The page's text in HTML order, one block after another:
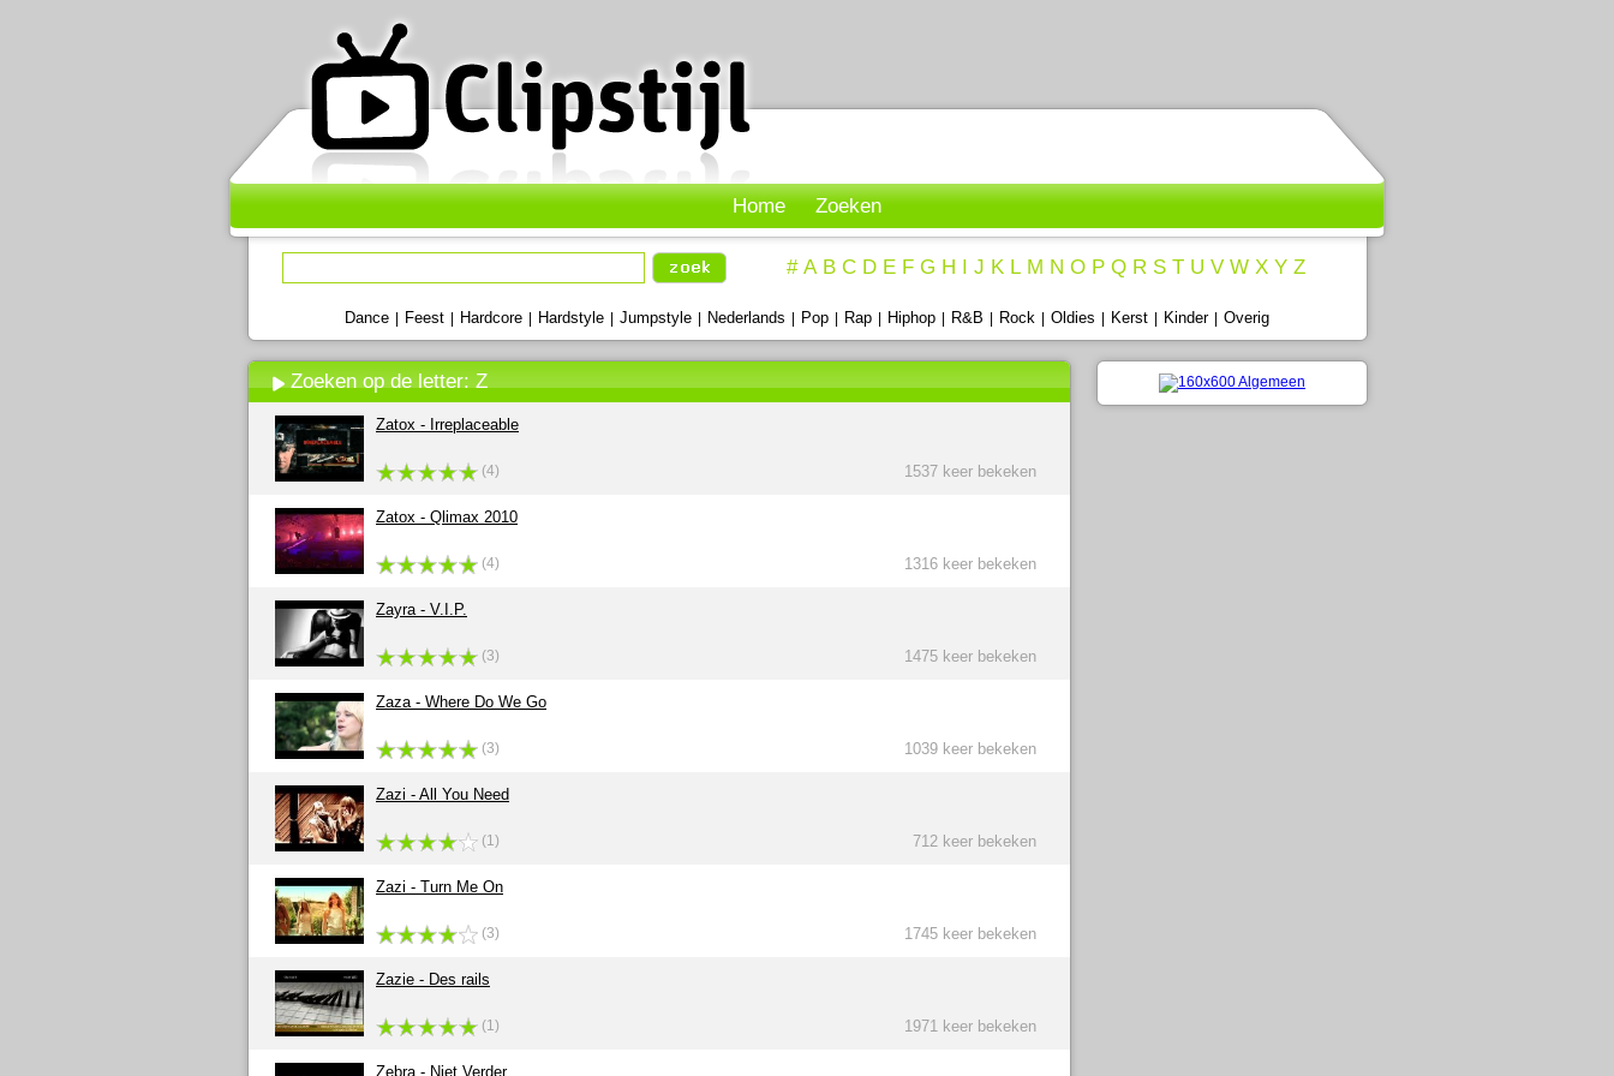
Home Zoeken
# A B C D E F G H I J K L M N O P Q R S T U V W X Y Z
Dance Feest Hardcore Hardstyle Jumpstyle Nederlands Pop Rap Hiphop R&B Rock Oldies Kerst Kinder| Overig
Zoeken op de letter: Z
Zatox - Irreplaceable
(4) 1537 keer bekeken
Zatox - Qlimax 2010
(4) 1316 keer bekeken
Zayra - V.I.P.
(3) 1475 keer bekeken
Zaza - Where Do We Go
(3) 1039 keer bekeken
Zazi - All You Need
(1) 712 keer bekeken
Zazi - Turn Me On
(3) 1745 keer bekeken
Zazie - Des rails
(1) 1971 keer bekeken
Zebra - Niet Verder